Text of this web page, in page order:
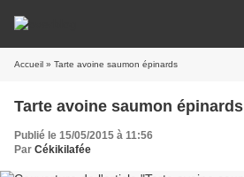
Accueil » Tarte avoine saumon épinards
Tarte avoine saumon épinards
Publié le 15/05/2015 à 11:56
Par Cékikilafée